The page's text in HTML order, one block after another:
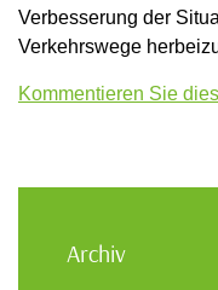
Verbesserung der
Verkehrswege
Kommentieren Sie
Archiv